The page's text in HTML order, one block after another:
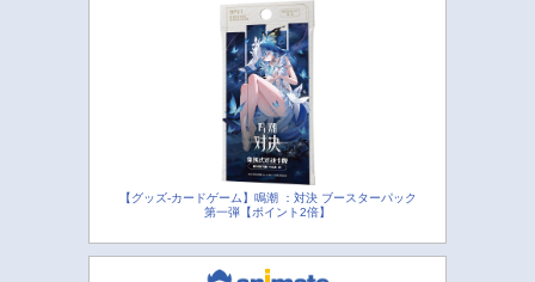
【グッズ-カードゲーム】鳴潮 ：対決 ブースターパック
第一弾【ポイント2倍】